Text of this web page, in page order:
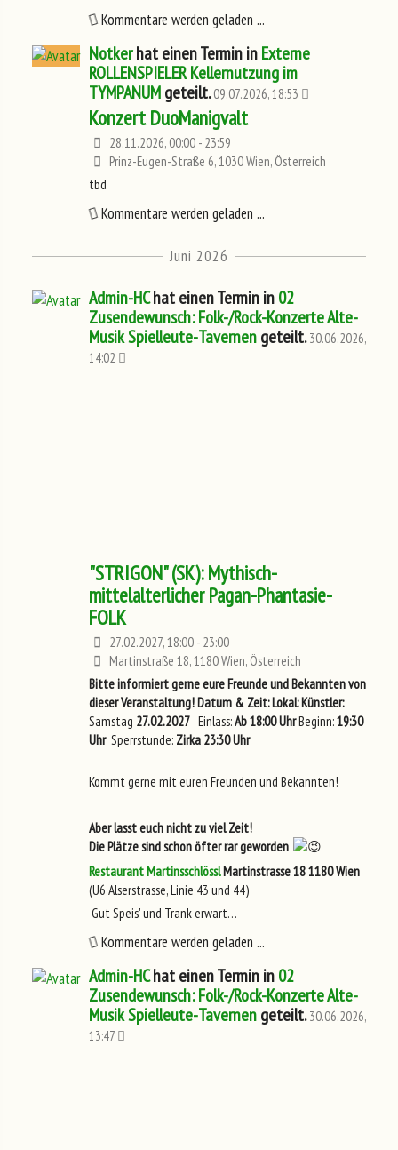
Kommentare werden geladen ...
Notkerhat einen Termin inExterne
ROLLENSPIELER Kellernutzung im
TYMPANUMgeteilt.09.07.2026, 18:53
Konzert DuoManigvalt
28.11.2026, 00:00 - 23:59
Prinz-Eugen-Straße 6, 1030 Wien, Österreich
tbd
Kommentare werden geladen ...
Juni 2026
Admin-HChat einen Termin in02
Zusendewunsch: Folk-/Rock-Konzerte Alte-
Musik Spielleute-Tavernengeteilt.30.06.2026,
14:02
"STRIGON" (SK): Mythisch-
mittelalterlicher Pagan-Phantasie-
FOLK
27.02.2027, 18:00 - 23:00
Martinstraße 18, 1180 Wien, Österreich
Bitte informiert gerne eure Freunde und Bekannten von
dieser Veranstaltung!Datum & Zeit:Lokal:Künstler:
Samstag 27.02.2027 Einlass:Ab 18:00 UhrBeginn:19:30
UhrSperrstunde: Zirka 23:30 Uhr
Kommt gerne mit euren Freunden und Bekannten!
Aber lasst euch nicht zu viel Zeit!
Die Plätze sind schon öfter rar geworden
Restaurant MartinsschlösslMartinstrasse 181180 Wien
(U6 Alserstrasse, Linie 43 und 44)
Gut Speis' und Trank erwart…
Kommentare werden geladen ...
Admin-HChat einen Termin in02
Zusendewunsch: Folk-/Rock-Konzerte Alte-
Musik Spielleute-Tavernengeteilt.30.06.2026,
13:47